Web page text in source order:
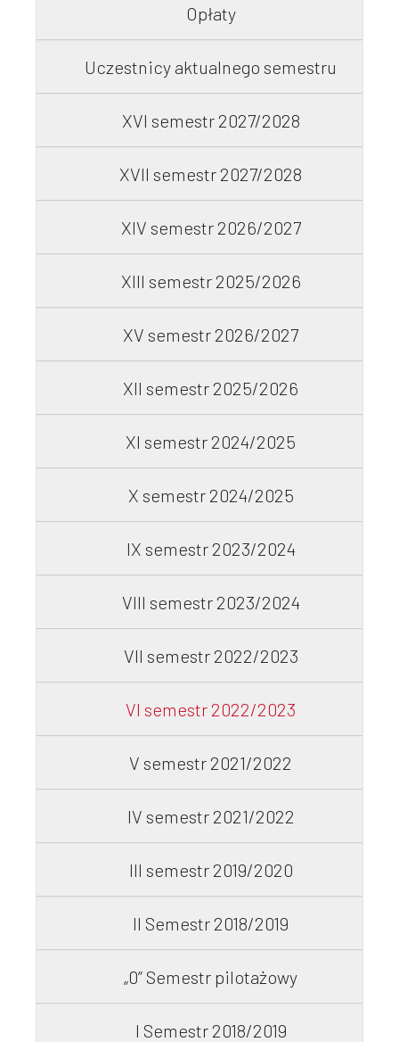
Opłaty
Uczestnicy aktualnego semestru
XVI semestr 2027/2028
XVII semestr 2027/2028
XIV semestr 2026/2027
XIII semestr 2025/2026
XV semestr 2026/2027
XII semestr 2025/2026
XI semestr 2024/2025
X semestr 2024/2025
IX semestr 2023/2024
VIII semestr 2023/2024
VII semestr 2022/2023
VI semestr 2022/2023
V semestr 2021/2022
IV semestr 2021/2022
III semestr 2019/2020
II Semestr 2018/2019
„0” Semestr pilotażowy
I Semestr 2018/2019
Współpraca
Sklep PŚk
Kontakt